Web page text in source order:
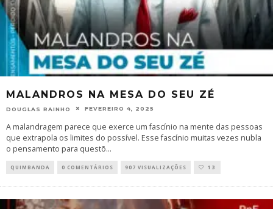
MALANDROS NA MESA DO SEU ZÉ
DOUGLAS RAINHO FEVEREIRO 4, 2025
A malandragem parece que exerce um fascínio na mente das pessoas
que extrapola os limites do possível. Esse fascínio muitas vezes nubla
o pensamento para questõ...
QUIMBANDA 0 COMENTÁRIOS 907 VISUALIZAÇÕES 13